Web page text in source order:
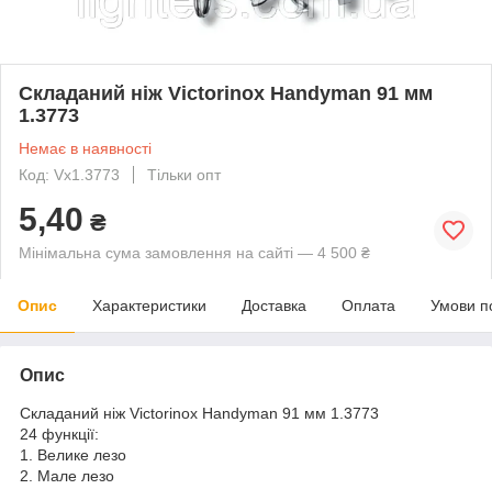
Складаний ніж Victorinox Handyman 91 мм
1.3773
Немає в наявності
Код: Vx1.3773
Тільки опт
5,40 ₴
Мінімальна сума замовлення на сайті — 4 500 ₴
Опис Характеристики Доставка Оплата Умови
Опис
Складаний ніж Victorinox Handyman 91 мм 1.3773
24 функції:
1. Велике лезо
2. Мале лезо